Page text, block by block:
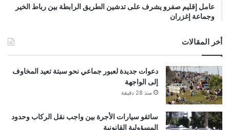
عامل إقليم صفرو يشرف على تدشين الطريق الرابطة بين رباط الخير
وجماعة إغزران
أخر المقالات
دعوات جديدة لعبور جماعي نحو سبتة تعيد المخاوف
إلى الواجهة
منذ 28 دقيقة
سائقو سيارات الأجرة بين واجب نقل الركاب وحدود
المسؤولية القانونية